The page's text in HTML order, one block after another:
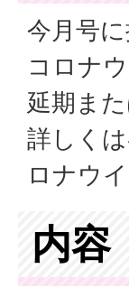
今月号
コロナ
延期ま
詳しく
ロナウ
内容